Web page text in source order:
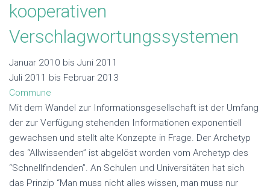
kooperativen
Verschlagwortungssystemen
Januar 2010 bis Juni 2011
Juli 2011 bis Februar 2013
Commune
Mit dem Wandel zur Informationsgesellschaft ist der Umfang
der zur Verfügung stehenden Informationen exponentiell
gewachsen und stellt alte Konzepte in Frage. Der Archetyp
des “Allwissenden” ist abgelöst worden vom Archetyp des
“Schnellfindenden”. An Schulen und Universitäten hat sich
das Prinzip “Man muss nicht alles wissen, man muss nur